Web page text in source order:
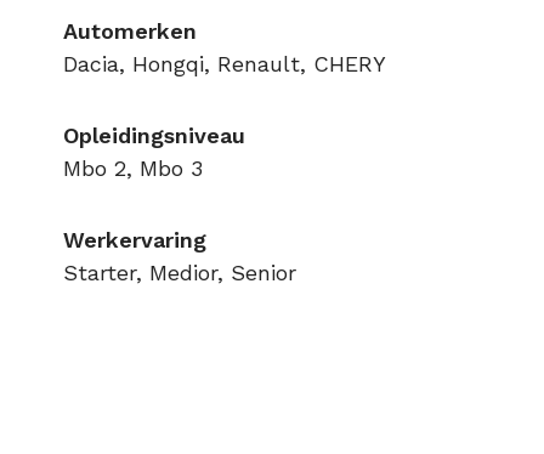
Automerken
Dacia, Hongqi, Renault, CHERY
Opleidingsniveau
Mbo 2, Mbo 3
Werkervaring
Starter, Medior, Senior